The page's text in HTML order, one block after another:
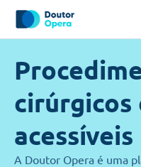
cirúrgicos
acessíveis
A Doutor Opera é uma